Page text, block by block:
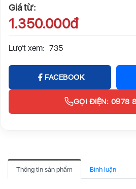
Giá từ:
1.350.000đ
Lượt xem: 735
FACEBOOK
GỌI ĐIỆN: 0978
Thông tin sản phẩm Bình luận